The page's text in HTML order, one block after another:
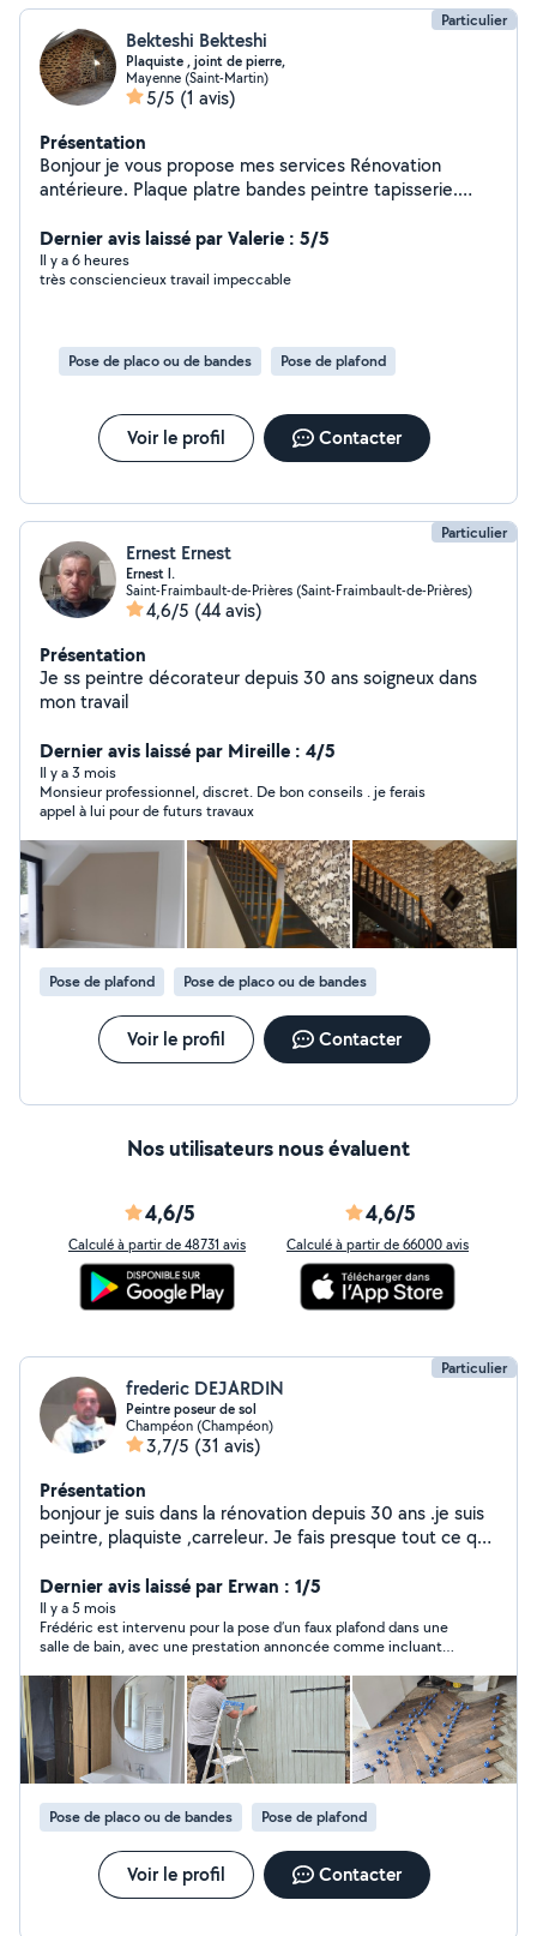
Particulier
Bekteshi Bekteshi
Plaquiste , joint de pierre,
Mayenne (Saint-Martin)
5/5 (1 avis)
Présentation
Bonjour je vous propose mes services Rénovation
antérieure. Plaque platre bandes peintre tapisserie.
Dernier avis laissé par Valerie : 5/5
Il y a 6 heures
très consciencieux travail impeccable
Pose de placo ou de bandes Pose de plafond
Voir le profil Contacter
Particulier
Ernest Ernest
Ernest l.
Saint-Fraimbault-de-Prières (Saint-Fraimbault-de-Prières)
4,6/5 (44 avis)
Présentation
Je ss peintre décorateur depuis 30 ans soigneux dans
mon travail
Dernier avis laissé par Mireille : 4/5
Il y a 3 mois
Monsieur professionnel, discret. De bon conseils . je ferais
appel à lui pour de futurs travaux
Pose de plafond Pose de placo ou de bandes
Voir le profil Contacter
Nos utilisateurs nous évaluent
4,6/5
Calculé à partir de 48731 avis
4,6/5
Calculé à partir de 66000 avis
Particulier
frederic DEJARDIN
Peintre poseur de sol
Champéon (Champéon)
3,7/5 (31 avis)
Présentation
bonjour je suis dans la rénovation depuis 30 ans .je suis
peintre, plaquiste ,carreleur. Je fais presque tout ce qui
cuisine ( je pose les cuisine expo ikéa caen et but
alençon), aménagement de comble , salle d bain
complète... . je suis outillé pour ces domaines. je reste
disponible pour toutes questions. cordialement.
Dernier avis laissé par Erwan : 1/5
Il y a 5 mois
Frédéric est intervenu pour la pose d’un faux plafond dans une
salle de bain, avec une prestation annoncée comme incluant
raisons, et c’est là que nous avons découvert la réalité du travail
effectué : l’isolation se résumait à un petit morceau de laine de
verre placé uniquement au niveau de la boîte d’encastrement.
Le reste ? Rien. Il n’y avait pourtant qu’environ 4 m² à isoler…
Autant dire que le travail a été fait à la va-vite, sans sérieux ni
professionnalisme. Très déçu par cette prestation. Je ne
recommande pas.
Pose de placo ou de bandes
Pose de plafond
Voir le profil Contacter